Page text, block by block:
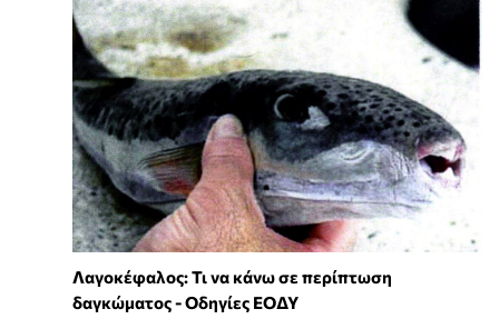
Λαγοκέφαλος: Τι να κάνω σε περίπτωση
δαγκώματος - Οδηγίες ΕΟΔΥ